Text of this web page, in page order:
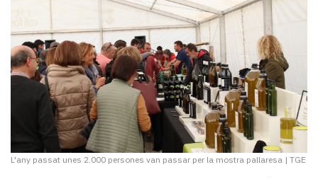
L'any passat unes 2.000 persones van passar per la mostra pallaresa | TGE